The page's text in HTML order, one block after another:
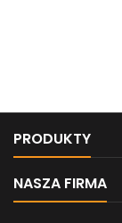
PRODUKTY
NASZA FIRMA